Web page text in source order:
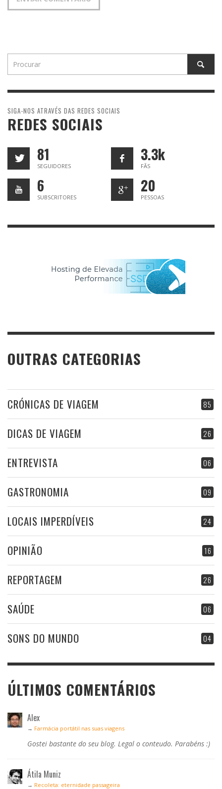
SIGA-NOS ATRAVÉS DAS REDES SOCIAIS
REDES SOCIAIS
81
SEGUIDORES
3.3k
FÃS
6
SUBSCRITORES
20
PESSOAS
OUTRAS CATEGORIAS
85
CRÓNICAS DE VIAGEM
26
DICAS DE VIAGEM
06
ENTREVISTA
09
GASTRONOMIA
24
LOCAIS IMPERDÍVEIS
16
OPINIÃO
26
REPORTAGEM
06
SAÚDE
04
SONS DO MUNDO
ÚLTIMOS COMENTÁRIOS
Alex
→ Farmácia portátil nas suas viagens
Gostei bastante do seu blog. Legal o conteudo. Parabéns :)
Átila Muniz
→ Recoleta: eternidade passageira